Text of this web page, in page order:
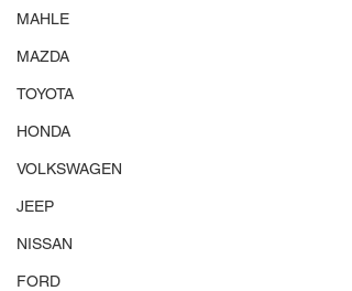
MAHLE
MAZDA
TOYOTA
HONDA
VOLKSWAGEN
JEEP
NISSAN
FORD